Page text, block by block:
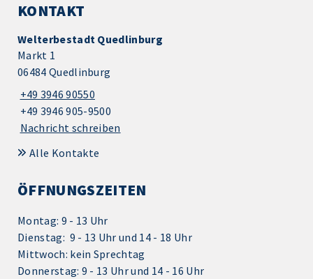
KONTAKT
Welterbestadt Quedlinburg
Markt 1
06484 Quedlinburg
+49 3946 90550
+49 3946 905-9500
Nachricht schreiben
Alle Kontakte
ÖFFNUNGSZEITEN
Montag: 9 - 13 Uhr
Dienstag: 9 - 13 Uhr und 14 - 18 Uhr
Mittwoch: kein Sprechtag
Donnerstag: 9 - 13 Uhr und 14 - 16 Uhr